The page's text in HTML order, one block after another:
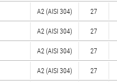
А2 (AISI 304) 27
А2 (AISI 304) 27
А2 (AISI 304) 27
А2 (AISI 304) 27